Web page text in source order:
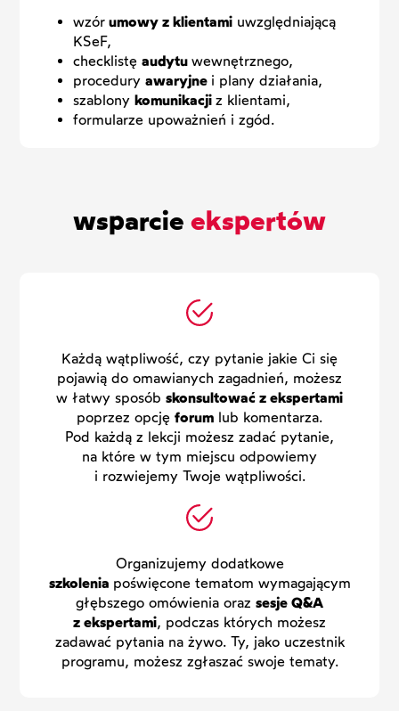
wzór umowy z klientami uwzględniającą
KSeF,
checklistęaudytuwewnętrznego,
proceduryawaryjne i plany działania,
szablonykomunikacjiz klientami,
formularze upoważnień i zgód.
wsparcie ekspertów
Każdą wątpliwość, czy pytanie jakie Ci się
pojawią do omawianych zagadnień, możesz
w łatwy sposób skonsultować z ekspertami
poprzez opcję forum lub komentarza.
Pod każdą z lekcji możesz zadać pytanie,
na które w tym miejscu odpowiemy
i rozwiejemy Twoje wątpliwości.
Organizujemy dodatkowe
szkolenia poświęcone tematom wymagającym
głębszego omówienia oraz sesje Q&A
z ekspertami, podczas których możesz
zadawać pytania na żywo. Ty, jako uczestnik
programu, możesz zgłaszać swoje tematy.